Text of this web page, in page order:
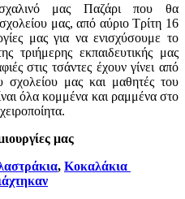
μας Παζάρι που θα
μας, από αύριο Τρίτη 16
μας για να ενισχύσουμε το
τριήμερης εκπαιδευτικής μας
στις τσάντες έχουν γίνει από
σχολείου μας και μαθητές του
όλα κομμένα και ραμμένα στο
μας
, Κοκαλάκια